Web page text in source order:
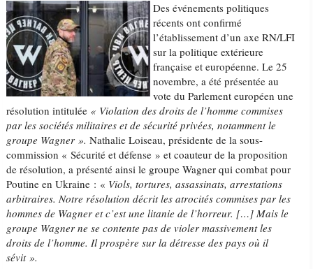
Des événements politiques
récents ont confirmé
l’établissement d’un axe RN/LFI
sur la politique extérieure
française et européenne. Le 25
novembre, a été présentée au
vote du Parlement européen une
résolution intitulée « Violation des droits de l’homme commises
par les sociétés militaires et de sécurité privées, notamment le
groupe Wagner ». Nathalie Loiseau, présidente de la sous-
commission « Sécurité et défense » et coauteur de la proposition
de résolution, a présenté ainsi le groupe Wagner qui combat pour
Poutine en Ukraine : « Viols, tortures, assassinats, arrestations
arbitraires. Notre résolution décrit les atrocités commises par les
hommes de Wagner et c’est une litanie de l’horreur. […] Mais le
groupe Wagner ne se contente pas de violer massivement les
droits de l’homme. Il prospère sur la détresse des pays où il
sévit ».